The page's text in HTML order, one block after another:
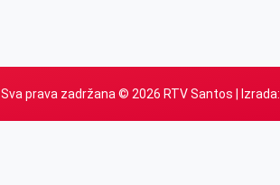
Sva prava zadržana © 2026 RTV Santos | Izrada: